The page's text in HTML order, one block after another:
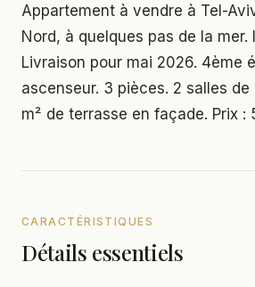
Appartement à vendre à Tel-
Nord, à quelques pas de la mer.
Livraison pour mai 2026. 4ème
ascenseur. 3 pièces. 2 salles de
m² de terrasse en façade. Prix :
CARACTÉRISTIQUES
Détails essentiels